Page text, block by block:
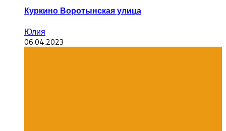
Куркино Воротынская улица
Юлия
06.04.2023